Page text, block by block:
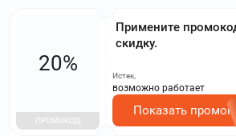
Примените
скидку.
20%
ПРОМОКОД
Истек,
возможно работает
Показать